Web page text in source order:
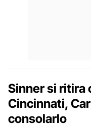
Sinner si ritira
Cincinnati,
consolarlo